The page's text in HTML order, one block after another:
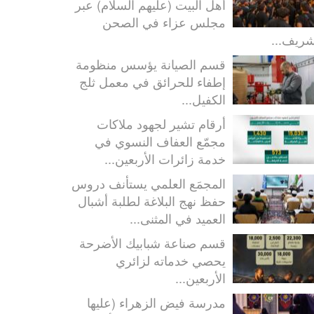
أهل البيت (عليهم السلام) عبر
مجلس عزاء في الصحن
قسم الصيانة يؤسس منظومة
إطفاء للحرائق في معمل ثلج
الكفيل...
أرقام تشير لجهود ملاكات
مجمّع العفاف النسوي في
خدمة زائرات الأربعين...
المجمَع العلمي يستأنف دروس
حفظ نهج البلاغة لطلبة أشبال
العميد في المثنى...
قسم صناعة شبابيك الأضرحة
يحصي خدماته لزائري
الأربعين...
مدرسة فيض الزهراء (عليها